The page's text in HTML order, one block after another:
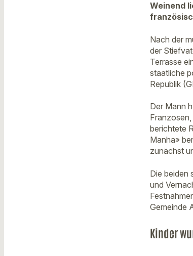
Weinend
Nach der
der
Terrasse
staatliche
Republik
Der Mann
berichtete
Manha»
zunächst
Die beiden
und
Gemeinde
Kinder